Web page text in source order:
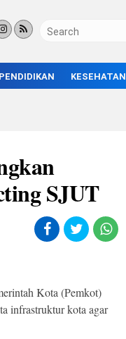
PENDIDIKAN KESEHATAN
SJUT
Kota (Pemkot)
infrastruktur kota agar